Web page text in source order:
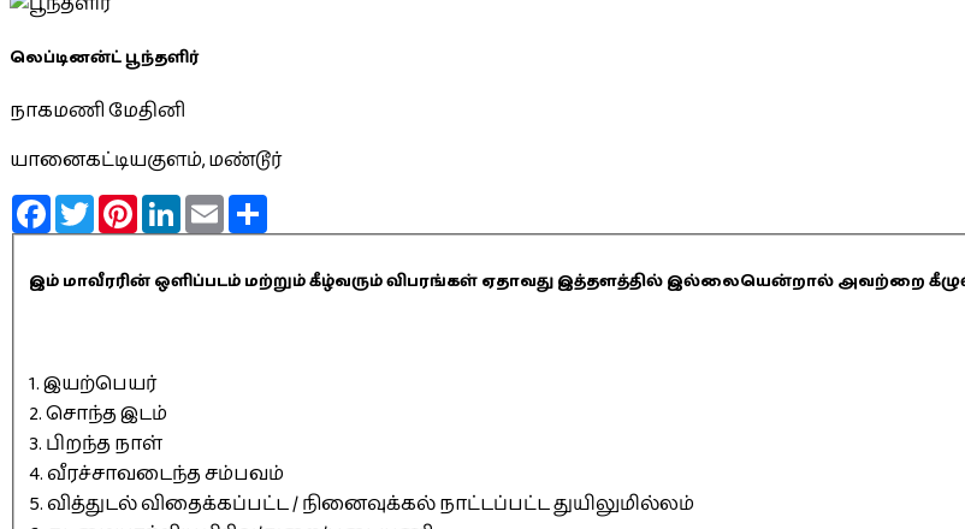
லெப்டினன்ட் பூந்தளிர்
நாகமணி மேதினி
யானைகட்டியகுளம், மண்டூர்
FacebookTwitterPinterestLinkedInEmail
இம் மாவீரரின் ஒளிப்படம் மற்றும் கீழ்வரும் விபரங்கள் ஏதாவது இத்தளத்தில் இல்லையென்றால் அவற்றை
1. இயற்பெயர்
2. சொந்த இடம்
3. பிறந்த நாள்
4. வீரச்சாவடைந்த சம்பவம்
5. வித்துடல் விதைக்கப்பட்ட / நினைவுக்கல் நாட்டப்பட்ட துயிலுமில்லம்